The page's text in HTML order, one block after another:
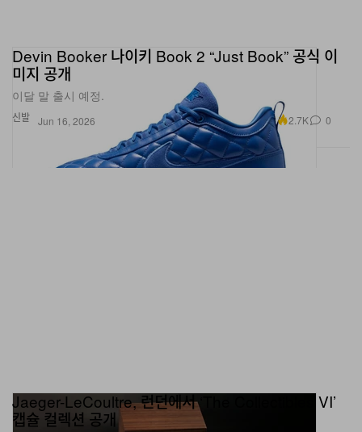
신발
Devin Booker 나이키 Book 2 “Just Book” 공식 이
미지 공개
이달 말 출시 예정.
Jun 16, 2026 2.7K 0
Jaeger-LeCoultre, 런던에서 ‘The Collectibles VI’
캡슐 컬렉션 공개